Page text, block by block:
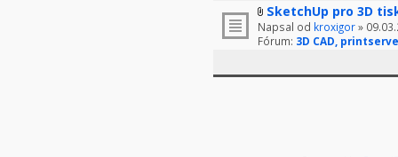
SketchUp pro 3D
Napsal od kroxigor»
Fórum: 3D CAD,